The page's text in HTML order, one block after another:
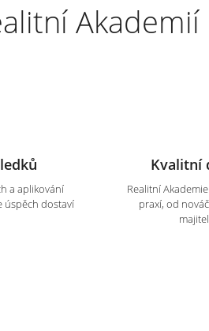
Akademií
a aplikování
úspěch dostaví
Kvalitní
Realitní
praxí, od